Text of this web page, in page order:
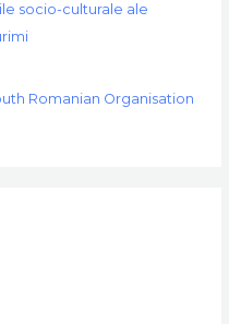
socio-culturale ale
Romanian Organisation